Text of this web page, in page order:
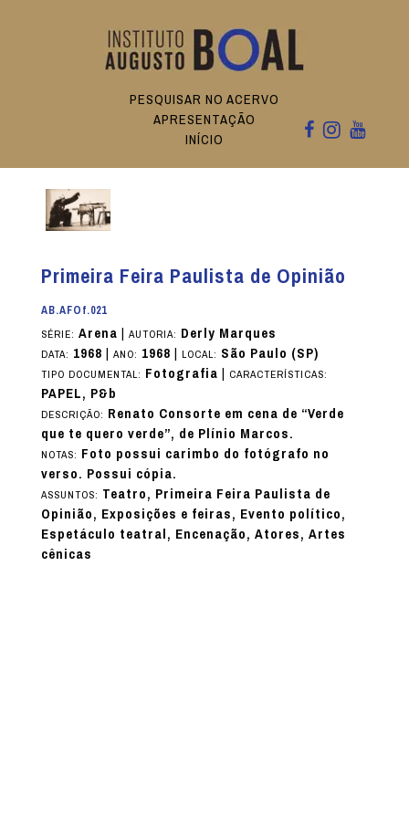
PESQUISAR NO ACERVO
APRESENTAÇÃO
INÍCIO
Primeira Feira Paulista de Opinião
AB.AFOf.021
SÉRIE: Arena| AUTORIA: Derly Marques
DATA: 1968| ANO: 1968| LOCAL: São Paulo (SP)
TIPO DOCUMENTAL: Fotografia| CARACTERÍSTICAS:
PAPEL, P&b
DESCRIÇÃO: Renato Consorte em cena de “Verde
que te quero verde”, de Plínio Marcos.
NOTAS: Foto possui carimbo do fotógrafo no
verso. Possui cópia.
ASSUNTOS: Teatro, Primeira Feira Paulista de
Opinião, Exposições e feiras, Evento político,
Espetáculo teatral, Encenação, Atores, Artes
cênicas